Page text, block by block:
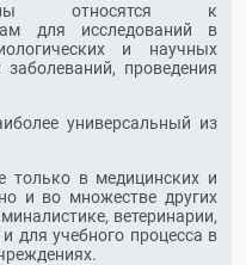
относятся к
для исследований в
и научных
проведения
универсальный из
только в медицинских и
и во множестве других
ветеринарии,
для учебного процесса в